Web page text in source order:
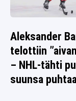
Aleksander
telottiin
– NHL-tähti
suunsa